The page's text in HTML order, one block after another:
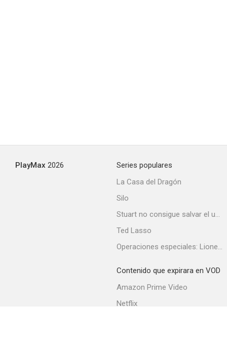
PlayMax 2026
Series populares
La Casa del Dragón
Silo
Stuart no consigue salvar el universo
Ted Lasso
Operaciones especiales: Lioness
Contenido que expirara en VOD
Amazon Prime Video
Netflix